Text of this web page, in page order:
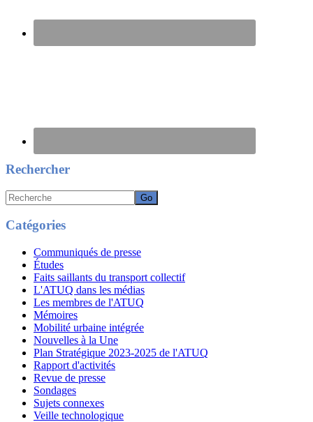
Rechercher
Recherche
Catégories
Communiqués de presse
Études
Faits saillants du transport collectif
L'ATUQ dans les médias
Les membres de l'ATUQ
Mémoires
Mobilité urbaine intégrée
Nouvelles à la Une
Plan Stratégique 2023-2025 de l'ATUQ
Rapport d'activités
Revue de presse
Sondages
Sujets connexes
Veille technologique